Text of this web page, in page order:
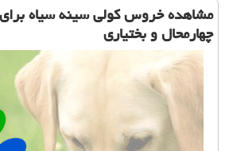
مشاهده خروس كولی سینه سیاه برای
چهارمحال و بختیاری